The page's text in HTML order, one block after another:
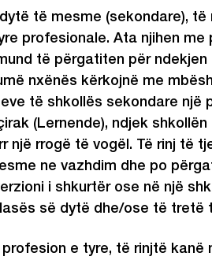
të mesme (sekondare),
profesionale. Ata njihen
të përgatiten për
nxënës kërkojnë me
të shkollës sekondare një
(Lernende), ndjek
një rrogë të vogël. Të rinj të
ne vazhdim dhe po
i shkurtër ose në një
së dytë dhe/ose të tretë
profesion e tyre, të rinjtë kanë